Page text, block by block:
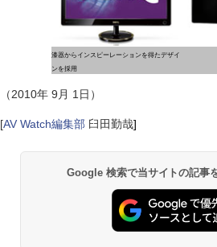
漆器からインスピーレーションを得たデザイ
ンを採用
（2010年 9月 1日）
[AV Watch編集部 臼田勤哉]
Google 検索で当サイトの記事